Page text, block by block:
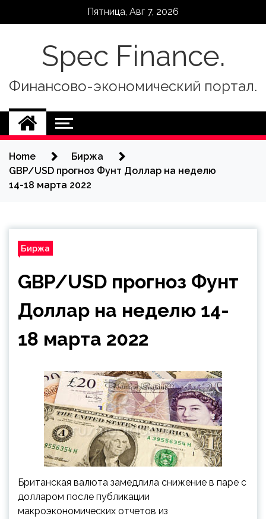
Пятница, Авг 7, 2026
Spec Finance.
Финансово-экономический портал.
Home
Биржа
GBP/USD прогноз Фунт Доллар на неделю
14-18 марта 2022
Биржа
GBP/USD прогноз Фунт
Доллар на неделю 14-
18 марта 2022
Британская валюта замедлила снижение в паре с
долларом после публикации
макроэкономических отчетов из